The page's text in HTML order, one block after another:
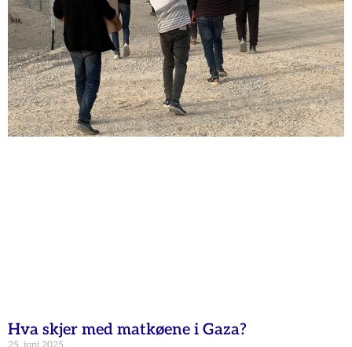
Hva skjer med matkøene i Gaza?